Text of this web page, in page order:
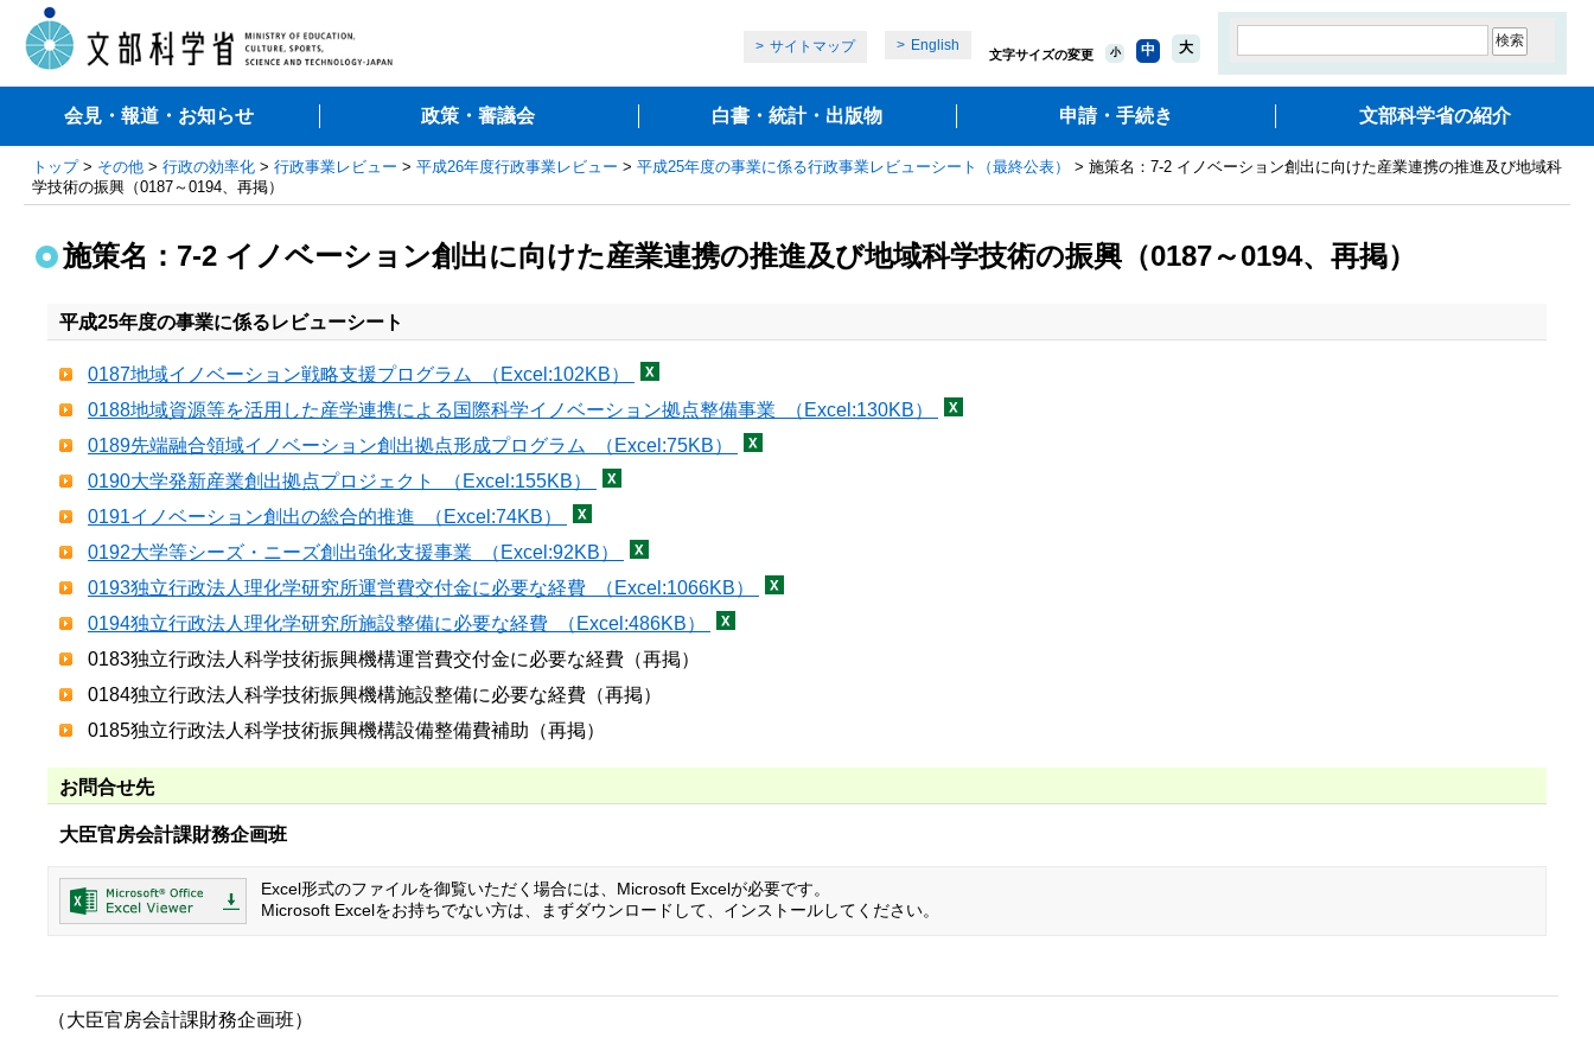
サイトマップ English
文字サイズの変更 小 中 大
会見・報道・お知らせ 政策・審議会 白書・統計・出版物 申請・手続き 文部科学省の紹介
トップ> その他 > 行政の効率化 > 行政事業レビュー > 平成26年度行政事業レビュー > 平成25年度の事業に係る行政事業レビューシート（最終公表）
> 施策名：7-2 イノベーション創出に向けた産業連携の推進及び地域科
学技術の振興（0187～0194、再掲）
施策名：7-2 イノベーション創出に向けた産業連携の推進及び地域科学技術の振興（0187～0194、再掲）
平成25年度の事業に係るレビューシート
0187地域イノベーション戦略支援プログラム （Excel:102KB）
0188地域資源等を活用した産学連携による国際科学イノベーション拠点整備事業 （Excel:130KB）
0189先端融合領域イノベーション創出拠点形成プログラム （Excel:75KB）
0190大学発新産業創出拠点プロジェクト （Excel:155KB）
0191イノベーション創出の総合的推進 （Excel:74KB）
0192大学等シーズ・ニーズ創出強化支援事業 （Excel:92KB）
0193独立行政法人理化学研究所運営費交付金に必要な経費 （Excel:1066KB）
0194独立行政法人理化学研究所施設整備に必要な経費 （Excel:486KB）
0183独立行政法人科学技術振興機構運営費交付金に必要な経費（再掲）
0184独立行政法人科学技術振興機構施設整備に必要な経費（再掲）
0185独立行政法人科学技術振興機構設備整備費補助（再掲）
お問合せ先
大臣官房会計課財務企画班
Excel形式のファイルを御覧いただく場合には、Microsoft Excelが必要です。
Microsoft Excelをお持ちでない方は、まずダウンロードして、インストールしてください。
（大臣官房会計課財務企画班）